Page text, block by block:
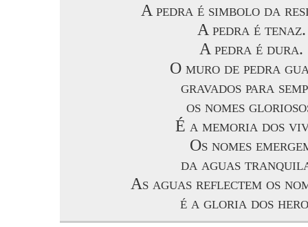
A pedra é simbolo da
A pedra é tenaz.
A pedra é dura.
O muro de pedra
gravados para
os nomes
É a memoria dos
Os nomes
da aguas
As aguas reflectem os
é a gloria dos